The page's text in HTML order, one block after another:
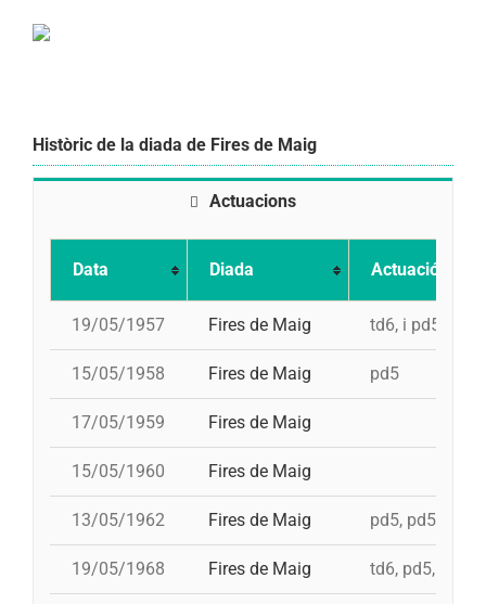
Històric de la diada de Fires de Maig
Actuacions
Data Diada Actuació
19/05/1957 Fires de Maig td6, i pd5
15/05/1958 Fires de Maig pd5
17/05/1959 Fires de Maig
15/05/1960 Fires de Maig
13/05/1962 Fires de Maig pd5, pd5, 3d7
19/05/1968 Fires de Maig td6, pd5, 4d7,